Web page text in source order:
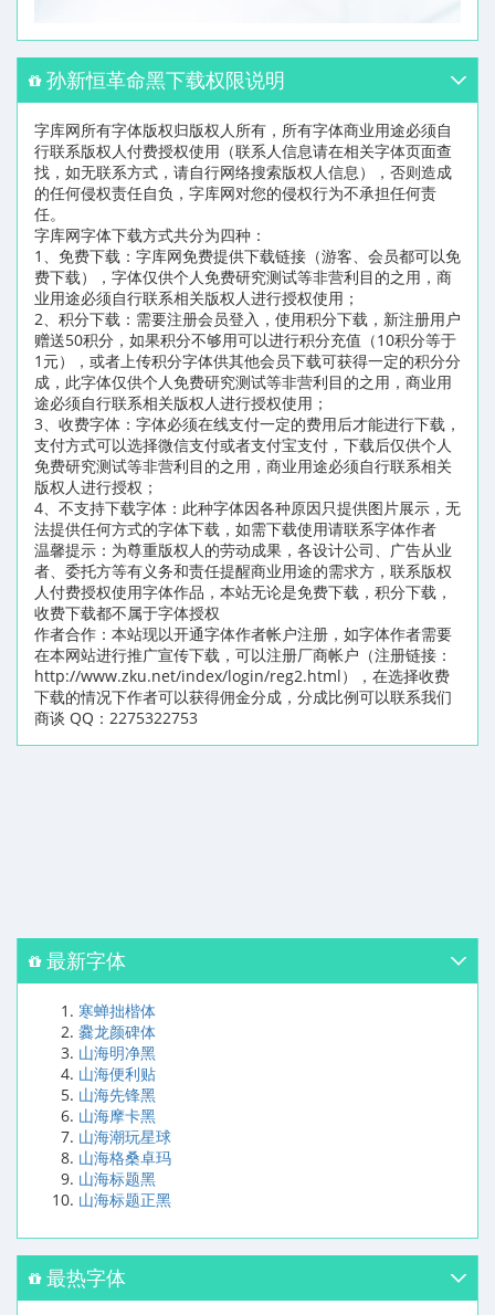
孙新恒革命黑下载权限说明
字库网所有字体版权归版权人所有，所有字体商业用途必须自
行联系版权人付费授权使用（联系人信息请在相关字体页面查
找，如无联系方式，请自行网络搜索版权人信息），否则造成
的任何侵权责任自负，字库网对您的侵权行为不承担任何责
任。
字库网字体下载方式共分为四种：
1、免费下载：字库网免费提供下载链接（游客、会员都可以免
费下载），字体仅供个人免费研究测试等非营利目的之用，商
业用途必须自行联系相关版权人进行授权使用；
2、积分下载：需要注册会员登入，使用积分下载，新注册用户
赠送50积分，如果积分不够用可以进行积分充值（10积分等于
1元），或者上传积分字体供其他会员下载可获得一定的积分分
成，此字体仅供个人免费研究测试等非营利目的之用，商业用
途必须自行联系相关版权人进行授权使用；
3、收费字体：字体必须在线支付一定的费用后才能进行下载，
支付方式可以选择微信支付或者支付宝支付，下载后仅供个人
免费研究测试等非营利目的之用，商业用途必须自行联系相关
版权人进行授权；
4、不支持下载字体：此种字体因各种原因只提供图片展示，无
法提供任何方式的字体下载，如需下载使用请联系字体作者
温馨提示：为尊重版权人的劳动成果，各设计公司、广告从业
者、委托方等有义务和责任提醒商业用途的需求方，联系版权
人付费授权使用字体作品，本站无论是免费下载，积分下载，
收费下载都不属于字体授权
作者合作：本站现以开通字体作者帐户注册，如字体作者需要
在本网站进行推广宣传下载，可以注册厂商帐户（注册链接：
http://www.zku.net/index/login/reg2.html），在选择收费
下载的情况下作者可以获得佣金分成，分成比例可以联系我们
商谈 QQ：2275322753
最新字体
寒蝉拙楷体
爨龙颜碑体
山海明净黑
山海便利贴
山海先锋黑
山海摩卡黑
山海潮玩星球
山海格桑卓玛
山海标题黑
山海标题正黑
最热字体